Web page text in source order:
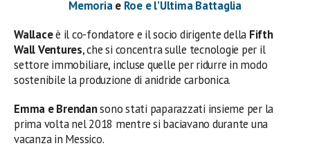
Memoriae Roe e l’Ultima Battaglia
Wallaceè il co-fondatore e il socio dirigente della Fifth
Wall Ventures, che si concentra sulle tecnologie per il
settore immobiliare, incluse quelle per ridurre in modo
sostenibile la produzione di anidride carbonica.
Emma e Brendansono stati paparazzati insieme per la
prima volta nel 2018 mentre si baciavano durante una
vacanza in Messico.